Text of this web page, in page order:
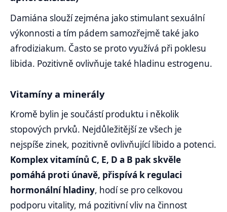
Damiána slouží zejména jako stimulant sexuální
výkonnosti a tím pádem samozřejmě také jako
afrodiziakum. Často se proto využívá při poklesu
libida. Pozitivně ovlivňuje také hladinu estrogenu.
Vitamíny a minerály
Kromě bylin je součástí produktu i několik
stopových prvků. Nejdůležitější ze všech je
nejspíše zinek, pozitivně ovlivňující libido a potenci.
Komplex vitamínů C, E, D a B pak skvěle
pomáhá proti únavě, přispívá k regulaci
hormonální hladiny, hodí se pro celkovou
podporu vitality, má pozitivní vliv na činnost